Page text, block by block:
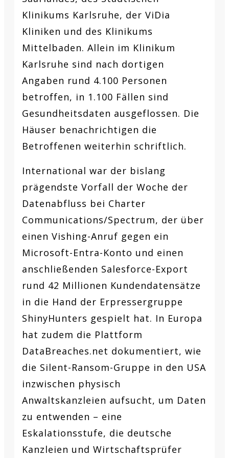
Klinikums Karlsruhe, der ViDia
Kliniken und des Klinikums
Mittelbaden. Allein im Klinikum
Karlsruhe sind nach dortigen
Angaben rund 4.100 Personen
betroffen, in 1.100 Fällen sind
Gesundheitsdaten ausgeflossen. Die
Häuser benachrichtigen die
Betroffenen weiterhin schriftlich.
International war der bislang
prägendste Vorfall der Woche der
Datenabfluss bei Charter
Communications/Spectrum, der über
einen Vishing-Anruf gegen ein
Microsoft-Entra-Konto und einen
anschließenden Salesforce-Export
rund 42 Millionen Kundendatensätze
in die Hand der Erpressergruppe
ShinyHunters gespielt hat. In Europa
hat zudem die Plattform
DataBreaches.net dokumentiert, wie
die Silent-Ransom-Gruppe in den USA
inzwischen physisch
Anwaltskanzleien aufsucht, um Daten
zu entwenden – eine
Eskalationsstufe, die deutsche
Kanzleien und Wirtschaftsprüfer